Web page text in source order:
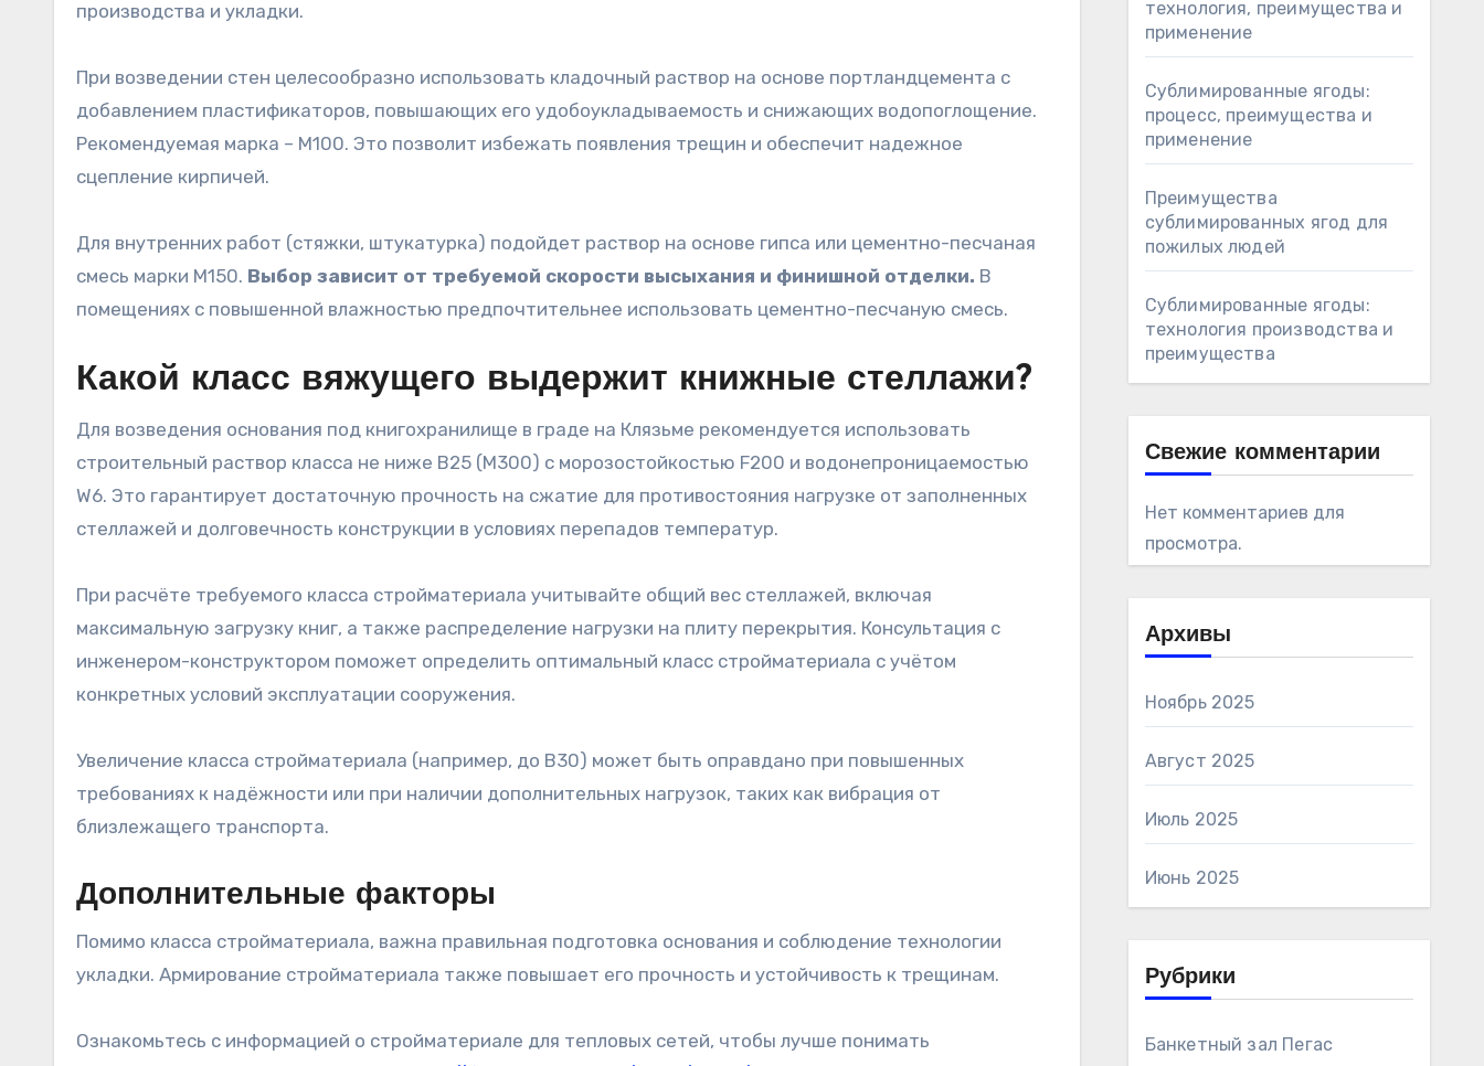
производства и укладки.
При возведении стен целесообразно использовать кладочный раствор на основе портландцемента с
добавлением пластификаторов, повышающих его удобоукладываемость и снижающих водопоглощение.
Рекомендуемая марка – М100. Это позволит избежать появления трещин и обеспечит надежное
сцепление кирпичей.
Для внутренних работ (стяжки, штукатурка) подойдет раствор на основе гипса или цементно-песчаная
смесь марки М150. Выбор зависит от требуемой скорости высыхания и финишной отделки. В
помещениях с повышенной влажностью предпочтительнее использовать цементно-песчаную смесь.
Какой класс вяжущего выдержит книжные стеллажи?
Для возведения основания под книгохранилище в граде на Клязьме рекомендуется использовать
строительный раствор класса не ниже B25 (М300) с морозостойкостью F200 и водонепроницаемостью
W6. Это гарантирует достаточную прочность на сжатие для противостояния нагрузке от заполненных
стеллажей и долговечность конструкции в условиях перепадов температур.
При расчёте требуемого класса стройматериала учитывайте общий вес стеллажей, включая
максимальную загрузку книг, а также распределение нагрузки на плиту перекрытия. Консультация с
инженером-конструктором поможет определить оптимальный класс стройматериала с учётом
конкретных условий эксплуатации сооружения.
Увеличение класса стройматериала (например, до B30) может быть оправдано при повышенных
требованиях к надёжности или при наличии дополнительных нагрузок, таких как вибрация от
близлежащего транспорта.
Дополнительные факторы
Помимо класса стройматериала, важна правильная подготовка основания и соблюдение технологии
укладки. Армирование стройматериала также повышает его прочность и устойчивость к трещинам.
Ознакомьтесь с информацией о стройматериале для тепловых сетей, чтобы лучше понимать
технология, преимущества и
применение
Сублимированные ягоды:
процесс, преимущества и
применение
Преимущества
сублимированных ягод для
пожилых людей
Сублимированные ягоды:
технология производства и
преимущества
Свежие комментарии
Нет комментариев для
просмотра.
Архивы
Ноябрь 2025
Август 2025
Июль 2025
Июнь 2025
Рубрики
Банкетный зал Пегас